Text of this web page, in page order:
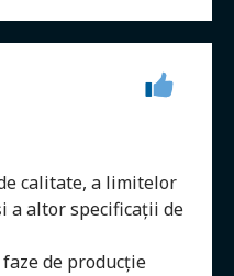
calitate, a limitelor
a altor specificații de
de producție